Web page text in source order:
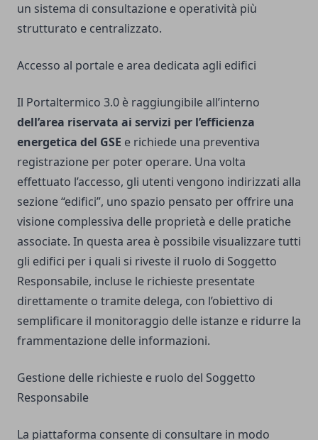
un sistema di consultazione e operatività più
strutturato e centralizzato.
Accesso al portale e area dedicata agli edifici
Il Portaltermico 3.0 è raggiungibile all’interno
dell’area riservata ai servizi per l’efficienza
energetica del GSE e richiede una preventiva
registrazione per poter operare. Una volta
effettuato l’accesso, gli utenti vengono indirizzati alla
sezione “edifici”, uno spazio pensato per offrire una
visione complessiva delle proprietà e delle pratiche
associate. In questa area è possibile visualizzare tutti
gli edifici per i quali si riveste il ruolo di Soggetto
Responsabile, incluse le richieste presentate
direttamente o tramite delega, con l’obiettivo di
semplificare il monitoraggio delle istanze e ridurre la
frammentazione delle informazioni.
Gestione delle richieste e ruolo del Soggetto
Responsabile
La piattaforma consente di consultare in modo